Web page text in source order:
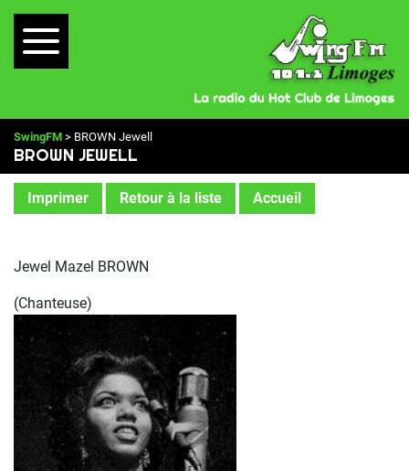
SwingFM > BROWN Jewell
BROWN JEWELL
Imprimer Retour à la liste Accueil
Jewel Mazel BROWN
(Chanteuse)